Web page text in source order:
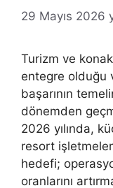
29 Mayıs 2026
Turizm ve
entegre olduğu
başarının
dönemden
2026 yılında,
resort
hedefi;
oranlarını